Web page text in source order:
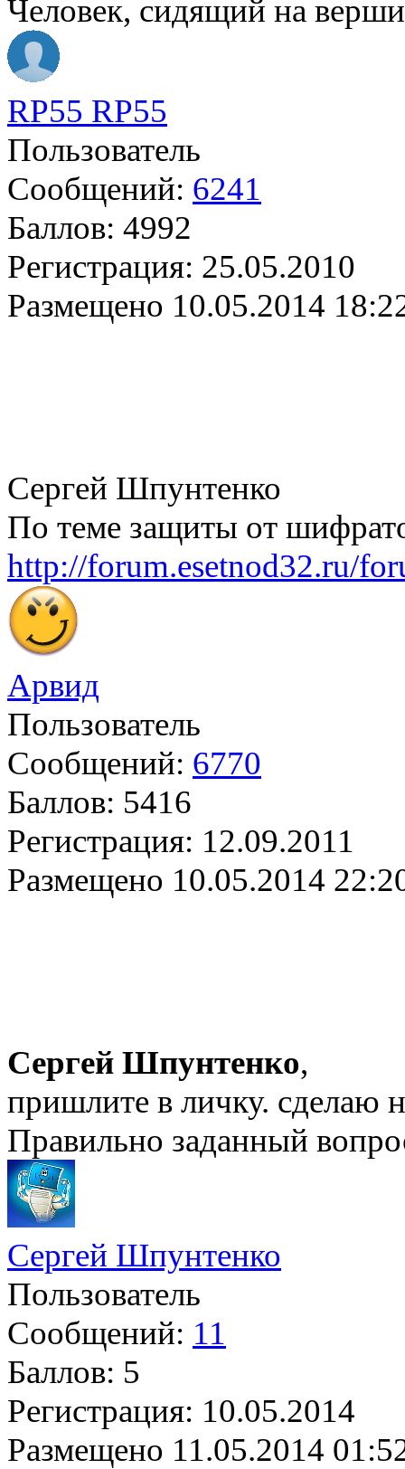
Человек, сидящий на
RP55 RP55
Пользователь
Сообщений: 6241
Баллов: 4992
Регистрация: 25.05.2010
Размещено 10.05.2014
Сергей Шпунтенко
По теме защиты от
http://forum.esetnod32.ru/
Арвид
Пользователь
Сообщений: 6770
Баллов: 5416
Регистрация: 12.09.2011
Размещено 10.05.2014
Сергей Шпунтенко,
пришлите в личку. сделаю
Правильно заданный
Сергей Шпунтенко
Пользователь
Сообщений: 11
Баллов: 5
Регистрация: 10.05.2014
Размещено 11.05.2014